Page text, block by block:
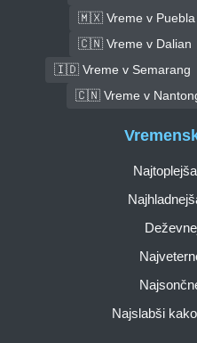
🇲🇽 Vreme v Puebla
🇨🇳 Vreme v Dalian
🇮🇩 Vreme v Semarang
🇨🇳 Vreme v
Najslabši